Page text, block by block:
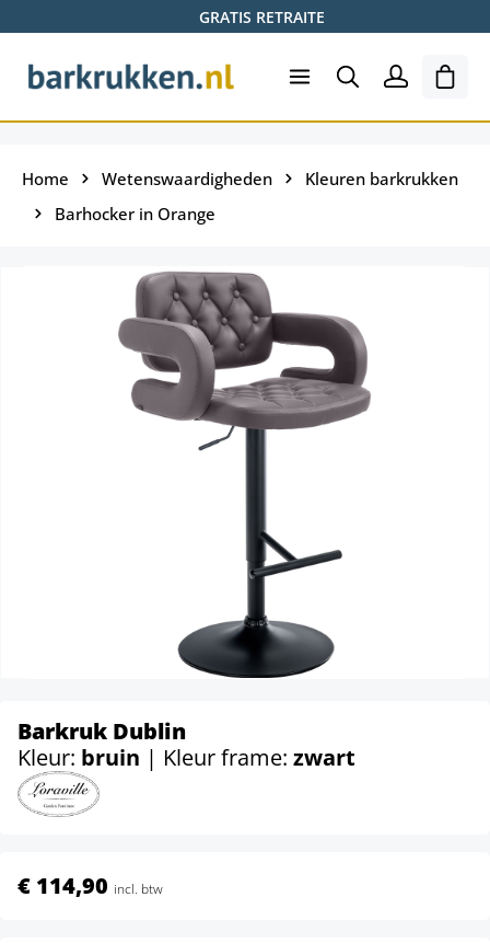
GRATIS RETRAITE
Home Wetenswaardigheden
Kleuren barkrukken
Barhocker in Orange
Barkruk Dublin
Kleur: bruin | Kleur frame: zwart
€ 114,90 incl. btw